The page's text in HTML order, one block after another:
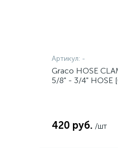
Артикул: -
Graco HOSE
5/8" - 3/4" HOSE
420 руб. /шт